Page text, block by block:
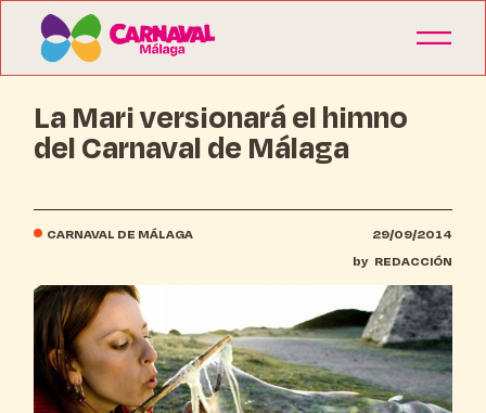
La Mari versionará el himno
del Carnaval de Málaga
CARNAVAL DE MÁLAGA
29/09/2014
by REDACCIÓN